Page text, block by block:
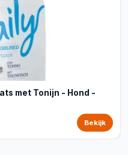
met Tonijn - Hond -
Bekijk